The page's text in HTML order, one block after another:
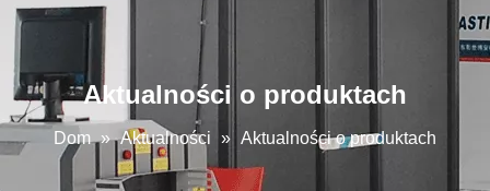
Aktualności o produktach
Dom » Aktualności » Aktualności o produktach